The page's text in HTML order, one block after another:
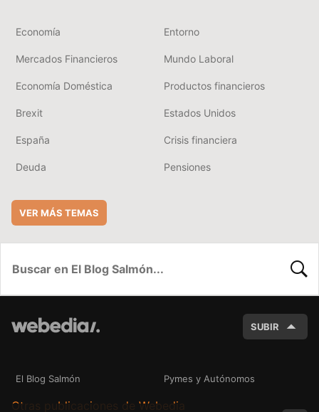
Economía Entorno
Mercados Financieros Mundo Laboral
Economía Doméstica Productos financieros
Brexit Estados Unidos
España Crisis financiera
Deuda Pensiones
VER MÁS TEMAS
SUBIR
El Blog Salmón Pymes y Autónomos
Otras publicaciones de Webedia